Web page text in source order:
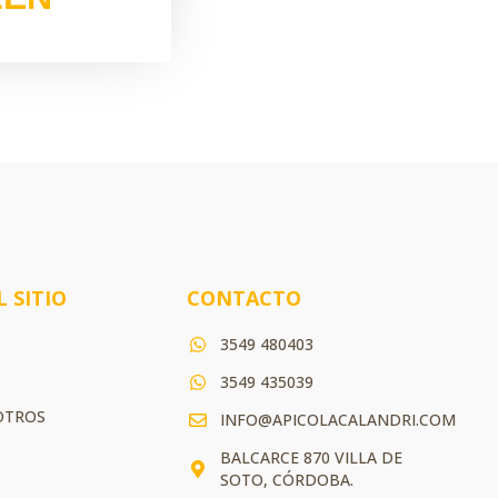
SITIO CONTACTO
3549 480403
3549 435039
INFO@APICOLACALANDRI.COM
BALCARCE 870 VILLA DE
SOTO, CÓRDOBA.